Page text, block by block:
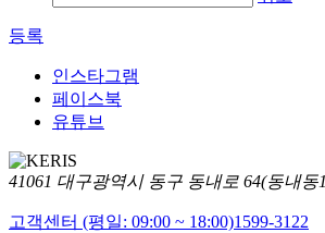
등록
인스타그램
페이스북
유튜브
41061 대구광역시 동구 동내로 64(동내동
고객센터 (평일: 09:00 ~ 18:00)1599-3122